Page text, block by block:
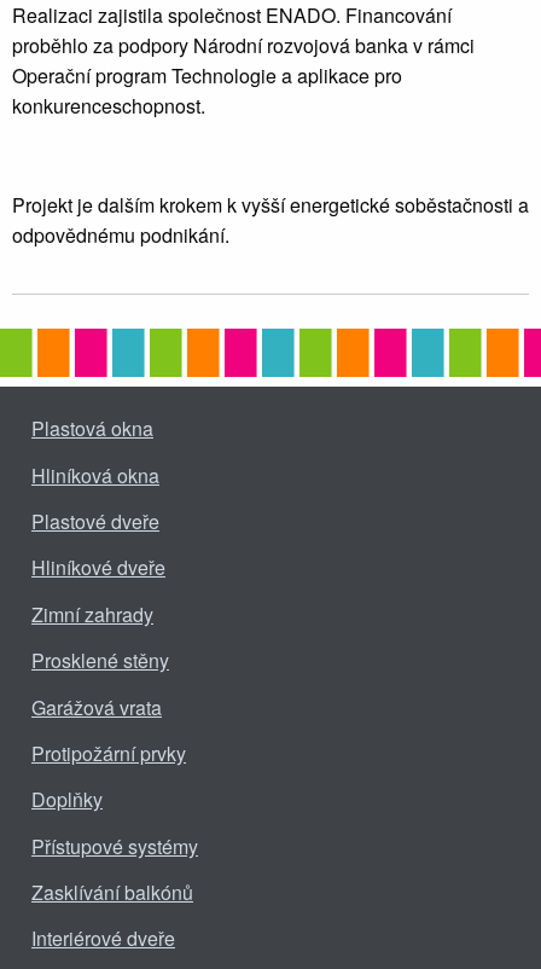
Realizaci zajistila společnost ENADO. Financování
proběhlo za podpory Národní rozvojová bankav rámci
Operační program Technologie a aplikace pro
konkurenceschopnost.
Projekt je dalším krokem k vyšší energetické soběstačnosti a
odpovědnému podnikání.
Plastová okna
Hliníková okna
Plastové dveře
Hliníkové dveře
Zimní zahrady
Prosklené stěny
Garážová vrata
Protipožární prvky
Doplňky
Přístupové systémy
Zasklívání balkónů
Interiérové dveře